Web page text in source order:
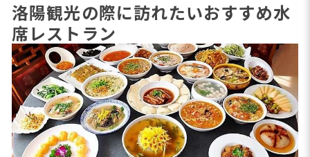
洛陽観光の際に訪れたいおすすめ水
席レストラン